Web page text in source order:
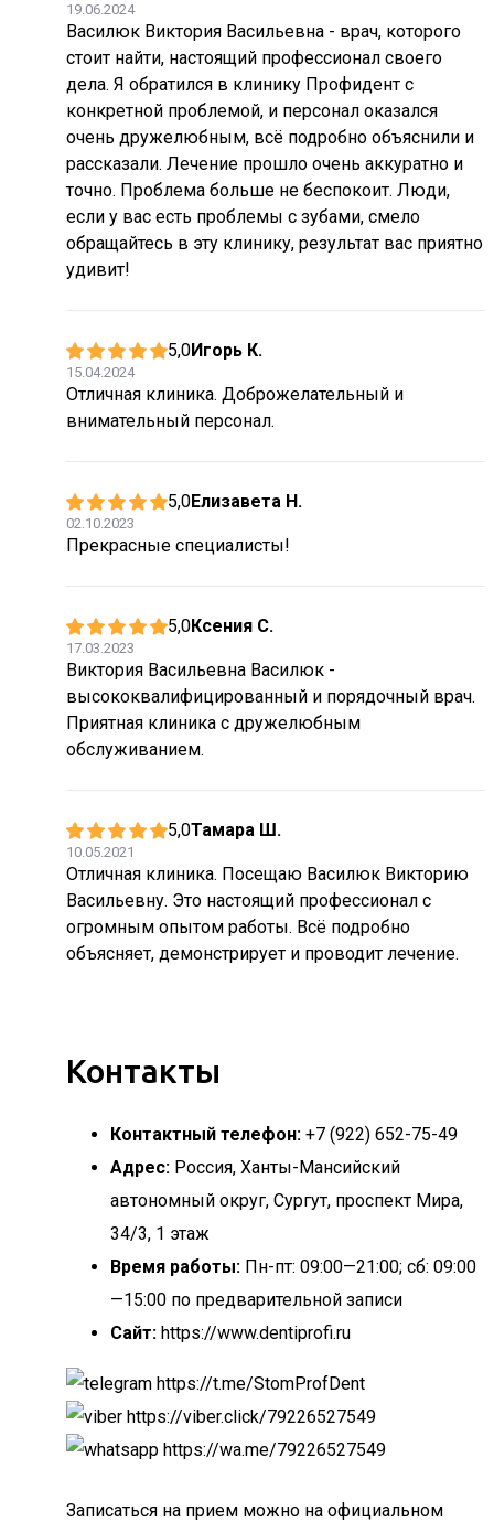
19.06.2024
Василюк Виктория Васильевна - врач, которого
стоит найти, настоящий профессионал своего
дела. Я обратился в клинику Профидент с
конкретной проблемой, и персонал оказался
очень дружелюбным, всё подробно объяснили и
рассказали. Лечение прошло очень аккуратно и
точно. Проблема больше не беспокоит. Люди,
если у вас есть проблемы с зубами, смело
обращайтесь в эту клинику, результат вас приятно
удивит!
5,0Игорь К.
15.04.2024
Отличная клиника. Доброжелательный и
внимательный персонал.
5,0Елизавета Н.
02.10.2023
Прекрасные специалисты!
5,0Ксения С.
17.03.2023
Виктория Васильевна Василюк -
высококвалифицированный и порядочный врач.
Приятная клиника с дружелюбным
обслуживанием.
5,0Тамара Ш.
10.05.2021
Отличная клиника. Посещаю Василюк Викторию
Васильевну. Это настоящий профессионал с
огромным опытом работы. Всё подробно
объясняет, демонстрирует и проводит лечение.
Контакты
Контактный телефон: +7 (922) 652-75-49
Адрес: Россия, Ханты-Мансийский
автономный округ, Сургут, проспект Мира,
34/3, 1 этаж
Время работы: Пн-пт: 09:00—21:00; сб: 09:00
—15:00 по предварительной записи
Сайт: https://www.dentiprofi.ru
https://t.me/StomProfDent
https://viber.click/79226527549
https://wa.me/79226527549
Записаться на прием можно на официальном